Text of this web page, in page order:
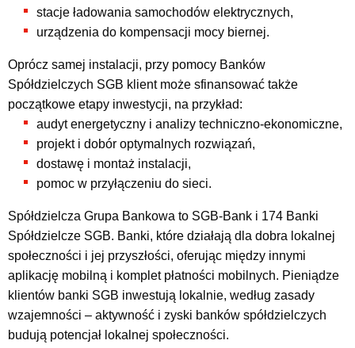
stacje ładowania samochodów elektrycznych,
urządzenia do kompensacji mocy biernej.
Oprócz samej instalacji, przy pomocy Banków
Spółdzielczych SGB klient może sfinansować także
początkowe etapy inwestycji, na przykład:
audyt energetyczny i analizy techniczno-ekonomiczne,
projekt i dobór optymalnych rozwiązań,
dostawę i montaż instalacji,
pomoc w przyłączeniu do sieci.
Spółdzielcza Grupa Bankowa to SGB-Bank i 174 Banki
Spółdzielcze SGB. Banki, które działają dla dobra lokalnej
społeczności i jej przyszłości, oferując między innymi
aplikację mobilną i komplet płatności mobilnych. Pieniądze
klientów banki SGB inwestują lokalnie, według zasady
wzajemności – aktywność i zyski banków spółdzielczych
budują potencjał lokalnej społeczności.